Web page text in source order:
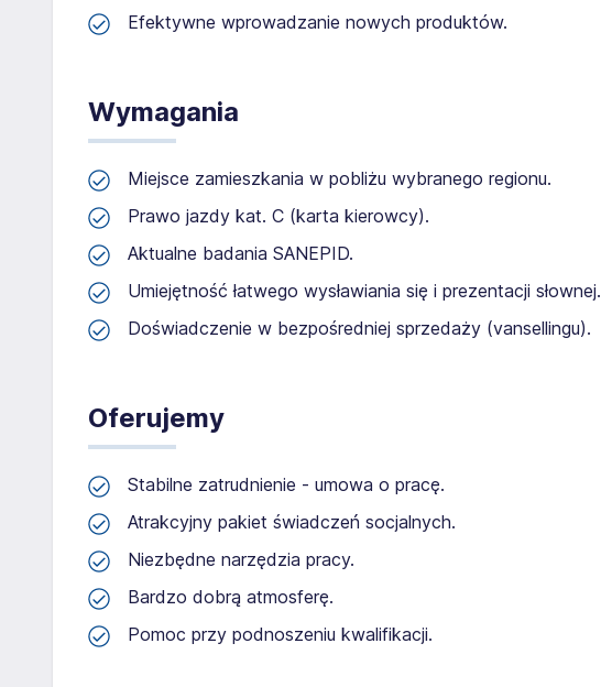
Efektywne wprowadzanie nowych produktów.
Wymagania
Miejsce zamieszkania w pobliżu wybranego regionu.
Prawo jazdy kat. C (karta kierowcy).
Aktualne badania SANEPID.
Umiejętność łatwego wysławiania się i prezentacji słownej.
Doświadczenie w bezpośredniej sprzedaży (vansellingu).
Oferujemy
Stabilne zatrudnienie - umowa o pracę.
Atrakcyjny pakiet świadczeń socjalnych.
Niezbędne narzędzia pracy.
Bardzo dobrą atmosferę.
Pomoc przy podnoszeniu kwalifikacji.